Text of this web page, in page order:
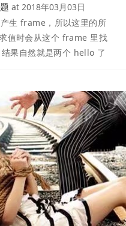
at 2018年03月03日
生 frame，所以这里的所
值时会从这个 frame 里找
果自然就是两个 hello 了